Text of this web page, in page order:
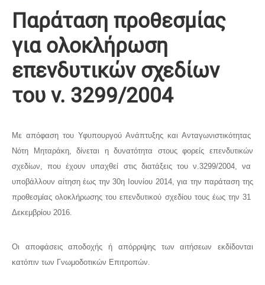
Παράταση προθεσμίας
για ολοκλήρωση
επενδυτικών σχεδίων
του ν. 3299/2004
Με απόφαση του Υφυπουργού Ανάπτυξης και Ανταγωνιστικότητας
Νότη Μηταράκη, δίνεται η δυνατότητα στους φορείς επενδυτικών
σχεδίων, που έχουν υπαχθεί στις διατάξεις του ν.3299/2004, να
υποβάλλουν αίτηση έως την 30η Ιουνίου 2014, για την παράταση της
προθεσμίας ολοκλήρωσης του επενδυτικού σχεδίου τους έως την 31
Δεκεμβρίου 2016.
Οι αποφάσεις αποδοχής ή απόρριψης των αιτήσεων εκδίδονται
κατόπιν των Γνωμοδοτικών Επιτροπών.